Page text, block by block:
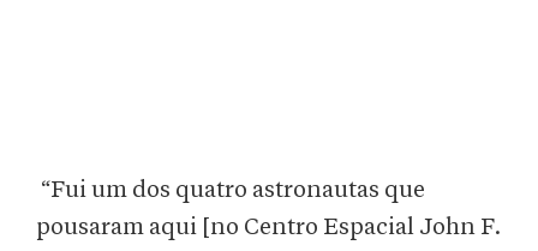
“Fui um dos quatro astronautas que
pousaram aqui [no Centro Espacial John F.